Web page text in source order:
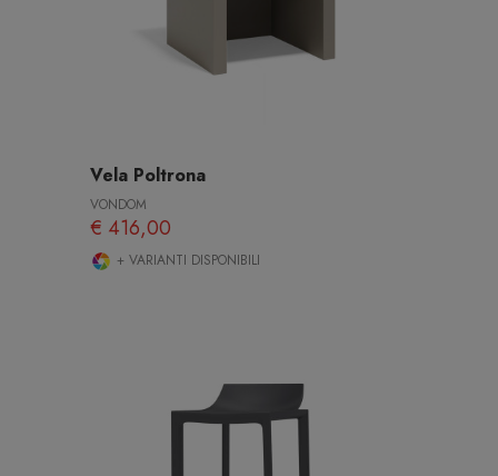
Vela Poltrona
VONDOM
€ 416,00
+ VARIANTI DISPONIBILI